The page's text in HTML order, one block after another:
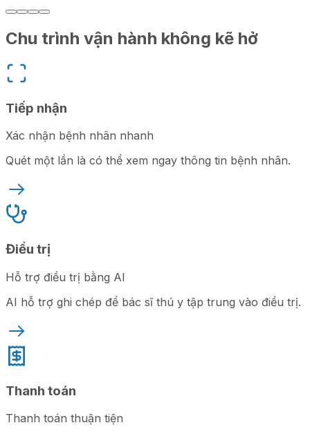
Chu trình vận hành không kẽ hở
Tiếp nhận
Xác nhận bệnh nhân nhanh
Quét một lần là có thể xem ngay thông tin bệnh nhân.
Điều trị
Hỗ trợ điều trị bằng AI
AI hỗ trợ ghi chép để bác sĩ thú y tập trung vào điều trị.
Thanh toán
Thanh toán thuận tiện